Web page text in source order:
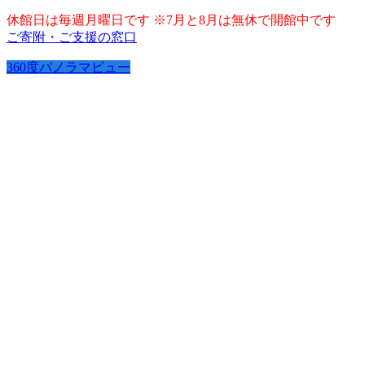
休館日は毎週月曜日です ※7月と8月は無休で開館中です
ご寄附・ご支援の窓口
360度パノラマビュー